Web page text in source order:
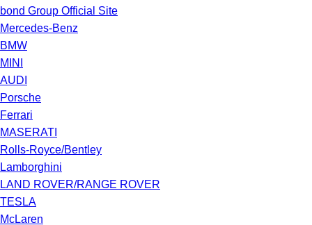
bond Group Official Site
Mercedes-Benz
BMW
MINI
AUDI
Porsche
Ferrari
MASERATI
Rolls-Royce/Bentley
Lamborghini
LAND ROVER/RANGE ROVER
TESLA
McLaren